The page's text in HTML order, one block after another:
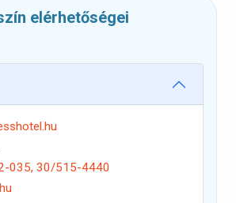
elérhetőségei
035, 30/515-4440